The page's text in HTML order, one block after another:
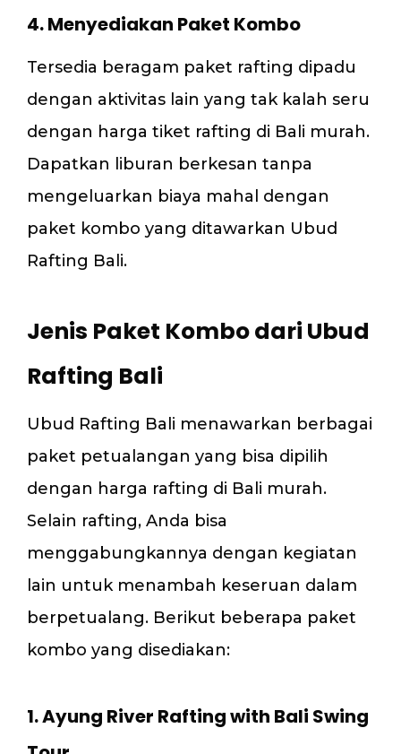
4. Menyediakan Paket Kombo
Tersedia beragam paket rafting dipadu
dengan aktivitas lain yang tak kalah seru
dengan harga tiket rafting di Bali murah.
Dapatkan liburan berkesan tanpa
mengeluarkan biaya mahal dengan
paket kombo yang ditawarkan Ubud
Rafting Bali.
Jenis Paket Kombo dari Ubud
Rafting Bali
Ubud Rafting Bali menawarkan berbagai
paket petualangan yang bisa dipilih
dengan harga rafting di Bali murah.
Selain rafting, Anda bisa
menggabungkannya dengan kegiatan
lain untuk menambah keseruan dalam
berpetualang. Berikut beberapa paket
kombo yang disediakan:
1. Ayung River Rafting with Bali Swing